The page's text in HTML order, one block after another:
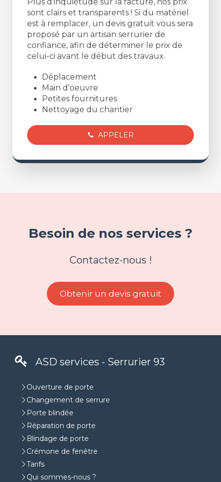
sont clairs et transparents ! Si du matériel
est à remplacer, un devis gratuit vous sera
proposé par un artisan serrurier de
confiance, afin de déterminer le prix de
celui-ci avant le début des travaux.
Déplacement
Main d'oeuvre
Petites fournitures
Nettoyage du chantier
APPELER
Besoin de nos services ?
Contactez-nous !
Obtenir un devis gratuit
ASD services - Serrurier 93
Ouverture de porte
Changement de serrure
Porte blindée
Réparation de porte
Blindage de porte
Crémone de fenêtre
Tarifs
Qui sommes-nous ?